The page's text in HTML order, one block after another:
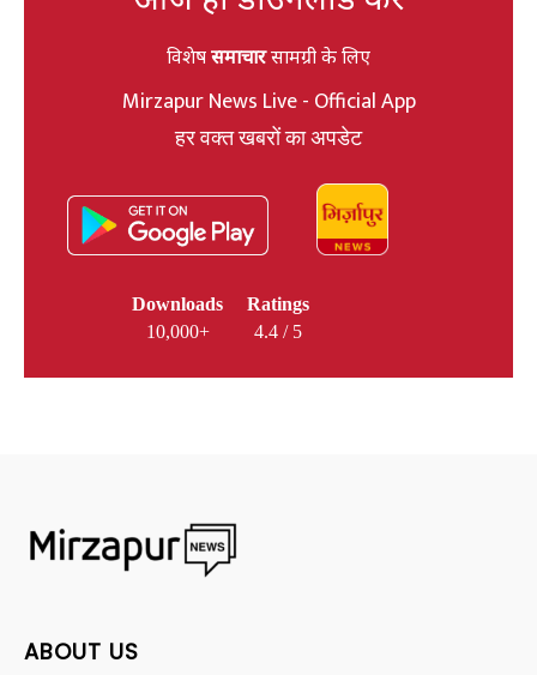
विशेषसमाचारसामग्री के लिए
Mirzapur News Live - Official App
हर वक्त खबरों का अपडेट
Downloads
10,000+
Ratings
4.4 / 5
ABOUT US